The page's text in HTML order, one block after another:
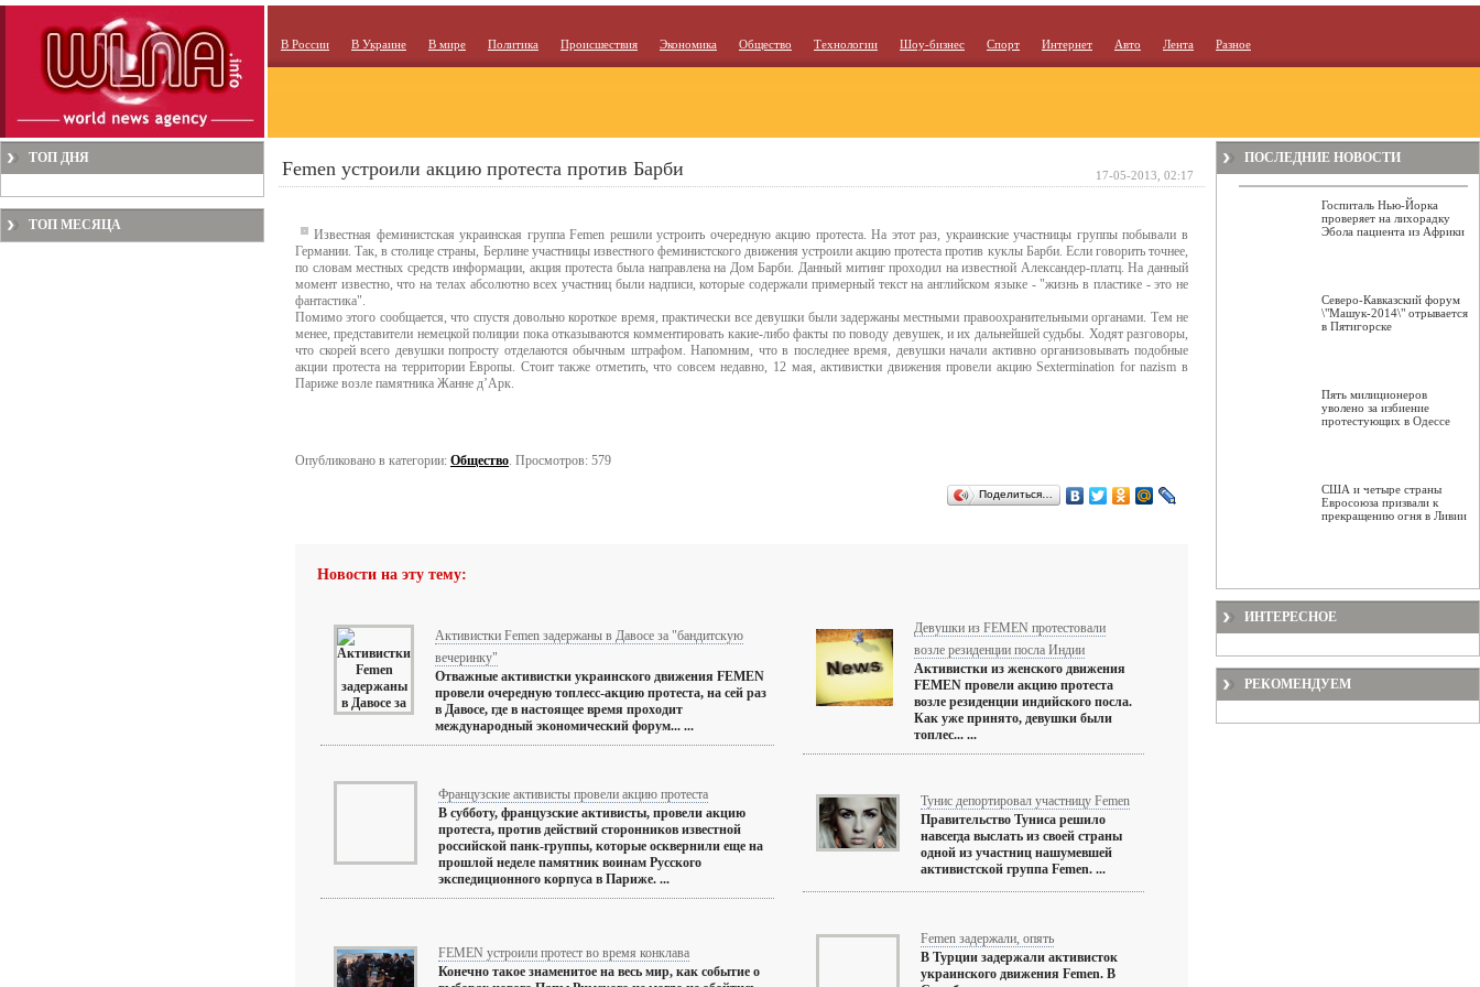
В России В Украине В мире Политика Происшествия Экономика Общество Технологии Шоу-бизнес Спорт Интернет Авто Лента Разное
ТОП ДНЯ
ТОП МЕСЯЦА
Femen устроили акцию протеста против Барби
Известная феминистская украинская группа Femen решили устроить очередную акцию протеста. На этот раз, украинские участницы группы побывали в
Германии. Так, в столице страны, Берлине участницы известного феминистского движения устроили акцию протеста против куклы Барби. Если говорить точнее,
по словам местных средств информации, акция протеста была направлена на Дом Барби. Данный митинг проходил на известной Александер-платц. На данный
момент известно, что на телах абсолютно всех участниц были надписи, которые содержали примерный текст на английском языке - "жизнь в пластике - это не
фантастика".
Помимо этого сообщается, что спустя довольно короткое время, практически все девушки были задержаны местными правоохранительными органами. Тем не
менее, представители немецкой полиции пока отказываются комментировать какие-либо факты по поводу девушек, и их дальнейшей судьбы. Ходят разговоры,
что скорей всего девушки попросту отделаются обычным штрафом. Напомним, что в последнее время, девушки начали активно организовывать подобные
акции протеста на территории Европы. Стоит также отметить, что совсем недавно, 12 мая, активистки движения провели акцию Sextermination for nazism в
Париже возле памятника Жанне д’Арк.
Опубликовано в категории: Общество. Просмотров: 579
Поделиться…
Новости на эту тему:
Активистки Femen задержаны в Давосе за "бандитскую
вечеринку"
Отважные активистки украинского движения FEMEN
провели очередную топлесс-акцию протеста, на сей раз
в Давосе, где в настоящее время проходит
международный экономический форум... ...
Девушки из FEMEN протестовали
возле резиденции посла Индии
Активистки из женского движения
FEMEN провели акцию протеста
возле резиденции индийского посла.
Как уже принято, девушки были
топлес... ...
Французские активисты провели акцию протеста
В субботу, французские активисты, провели акцию
протеста, против действий сторонников известной
российской панк-группы, которые осквернили еще на
прошлой неделе памятник воинам Русского
экспедиционного корпуса в Париже. ...
Тунис депортировал участницу Femen
Правительство Туниса решило
навсегда выслать из своей страны
одной из участниц нашумевшей
активистской группа Femen. ...
FEMEN устроили протест во время конклава
Конечно такое знаменитое на весь мир, как событие о
Femen задержали, опять
В Турции задержали активисток
украинского движения Femen. В
17-05-2013, 02:17
ПОСЛЕДНИЕ НОВОСТИ
Госпиталь Нью-Йорка
проверяет на лихорадку
Эбола пациента из Африки
Северо-Кавказский форум
\"Машук-2014\" отрывается
в Пятигорске
Пять милиционеров
уволено за избиение
протестующих в Одессе
США и четыре страны
Евросоюза призвали к
прекращению огня в Ливии
ИНТЕРЕСНОЕ
РЕКОМЕНДУЕМ